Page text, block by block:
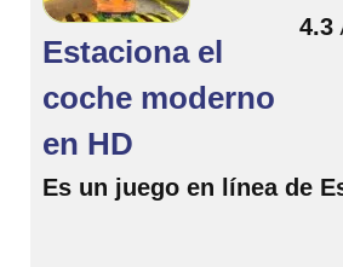
4.3
Estaciona el
coche moderno
en HD
Es un juego en línea de